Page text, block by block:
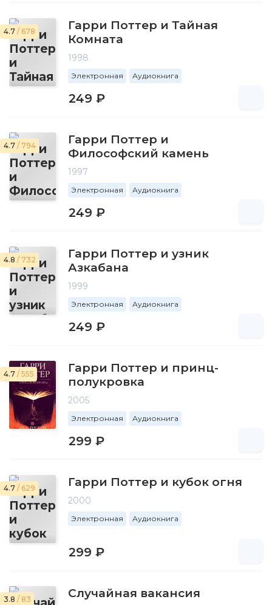
4.7 / 678
Гарри Поттер и Тайная
Комната
1998
Электронная Аудиокнига
249 ₽
4.7 / 794
Гарри Поттер и
Философский камень
1997
Электронная Аудиокнига
249 ₽
4.8 / 732
Гарри Поттер и узник
Азкабана
1999
Электронная Аудиокнига
249 ₽
4.7 / 555
Гарри Поттер и принц-
полукровка
2005
Электронная Аудиокнига
299 ₽
4.7 / 629 Гарри Поттер и кубок огня
2000
Электронная Аудиокнига
299 ₽
3.8 / 83 Случайная вакансия